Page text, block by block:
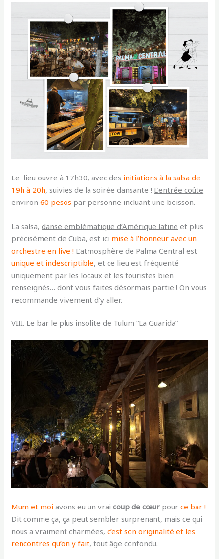
Le lieu ouvre à 17h30, avec des initiations à la salsa de
19h à 20h, suivies de la soirée dansante ! L’entrée coûte
environ 60 pesos par personne incluant une boisson.
La salsa,danse emblématique d’Amérique latine et plus
précisément de Cuba, est ici mise à l’honneur avec un
orchestre en live ! L’atmosphère de Palma Central est
unique et indescriptible, et ce lieu est fréquenté
uniquement par les locaux et les touristes bien
renseignés…dont vous faites désormais partie ! On vous
recommande vivement d’y aller.
VIII. Le bar le plus insolite de Tulum “La Guarida”
Mum et moi avons eu un vraicoup de cœur pource bar !
Dit comme ça, ça peut sembler surprenant, mais ce qui
nous a vraiment charmées,c’est son originalité et les
rencontres qu’on y fait, tout âge confondu.